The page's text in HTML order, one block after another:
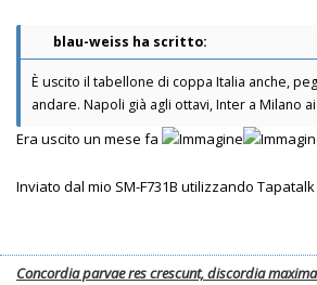
blau-weiss ha scritto:
È uscito il tabellone di coppa Italia anche,
andare. Napoli già agli ottavi, Inter a Milano
Era uscito un mese fa
Inviato dal mio SM-F731B utilizzando Tapatalk
Concordia parvae res crescunt, discordia